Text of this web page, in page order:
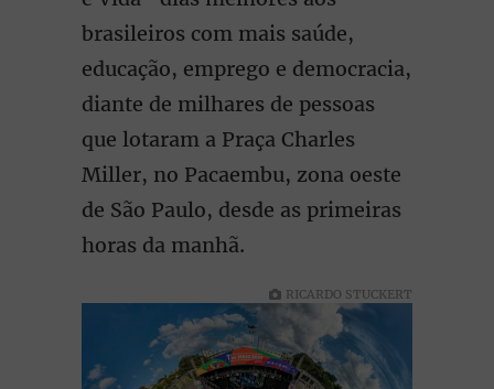
brasileiros com mais saúde,
educação, emprego e democracia,
diante de milhares de pessoas
que lotaram a Praça Charles
Miller, no Pacaembu, zona oeste
de São Paulo, desde as primeiras
horas da manhã.
RICARDO STUCKERT